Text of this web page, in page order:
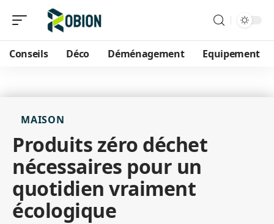
Conseils Déco Déménagement Equipement
MAISON
Produits zéro déchet
nécessaires pour un
quotidien vraiment
écologique